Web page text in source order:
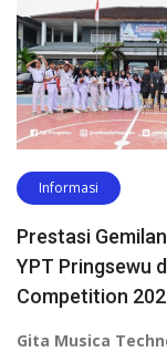
Informasi
Prestasi
YPT Pringsewu
Competition
Gita Musica